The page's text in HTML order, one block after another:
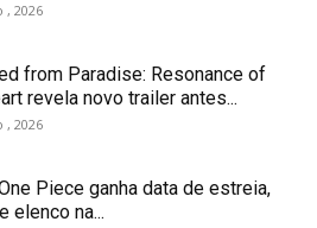
, 2026
from Paradise: Resonance of
revela novo trailer antes...
, 2026
Piece ganha data de estreia,
elenco na...